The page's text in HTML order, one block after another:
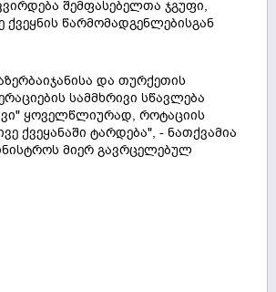
შემფასებელთა ჯგუფი,
ქვეყნის წარმომადგენლებისგან
და თურქეთის
სამმხრივი სწავლება
ყოველწლიურად, როტაციის
ქვეყანაში ტარდება", - ნათქვამია
მიერ გავრცელებულ